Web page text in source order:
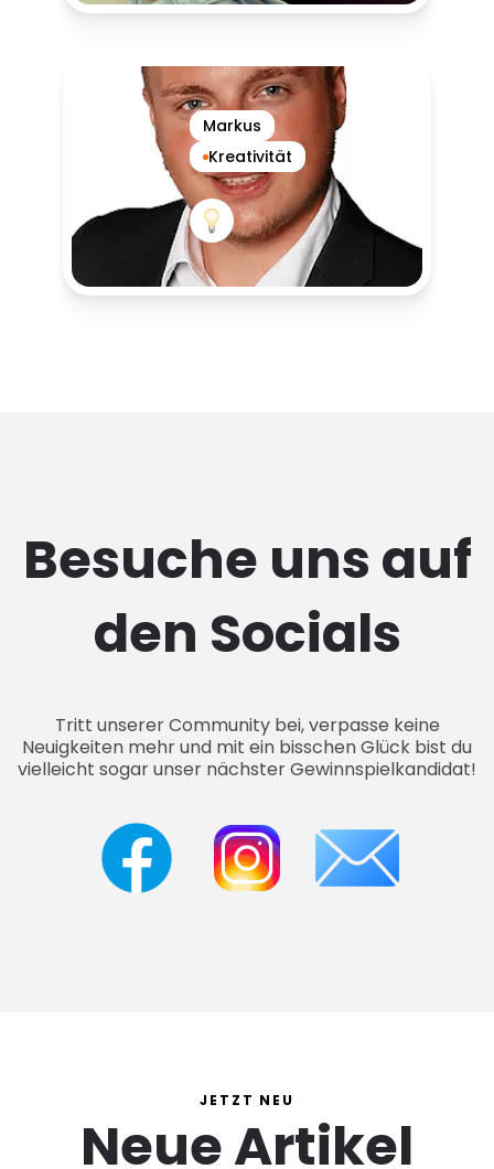
Markus
Kreativität
Besuche uns auf
den Socials
Tritt unserer Community bei, verpasse keine
Neuigkeiten mehr und mit ein bisschen Glück bist du
vielleicht sogar unser nächster Gewinnspielkandidat!
JETZT NEU
Neue Artikel